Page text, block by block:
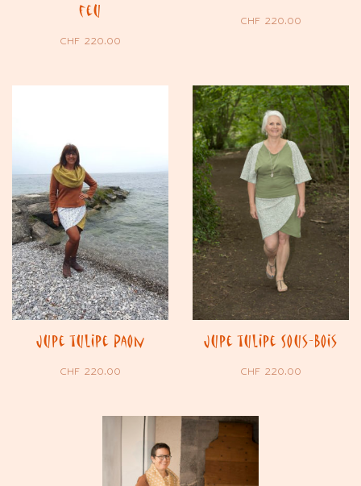
feu
CHF 220.00
CHF 220.00
Jupe tulipe Paon
CHF 220.00
Jupe tulipe Sous-Bois
CHF 220.00